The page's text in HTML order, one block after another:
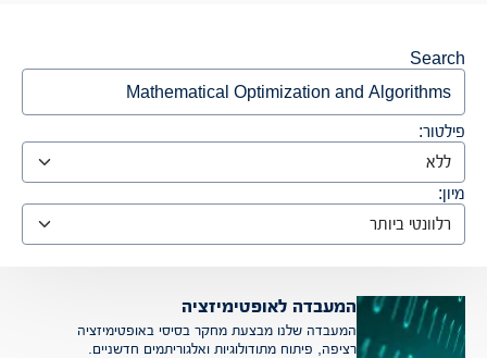
Search
פילטור:
מיון:
המעבדה לאופטימיזציה
המעבדה שלנו מבצעת מחקר בסיסי באופטימיזציה
רציפה, פיתוח מתודולוגיות ואלגוריתמים חדשניים.